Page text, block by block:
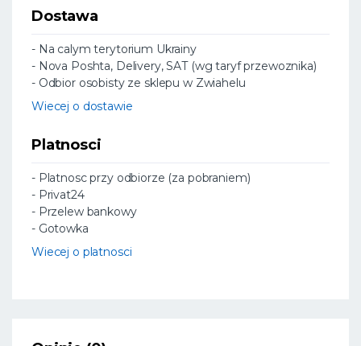
Dostawa
- Na calym terytorium Ukrainy
- Nova Poshta, Delivery, SAT (wg taryf przewoznika)
- Odbior osobisty ze sklepu w Zwiahelu
Wiecej o dostawie
Platnosci
- Platnosc przy odbiorze (za pobraniem)
- Privat24
- Przelew bankowy
- Gotowka
Wiecej o platnosci